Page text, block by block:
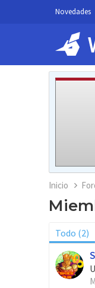
Novedades
Inicio
Todo (2)